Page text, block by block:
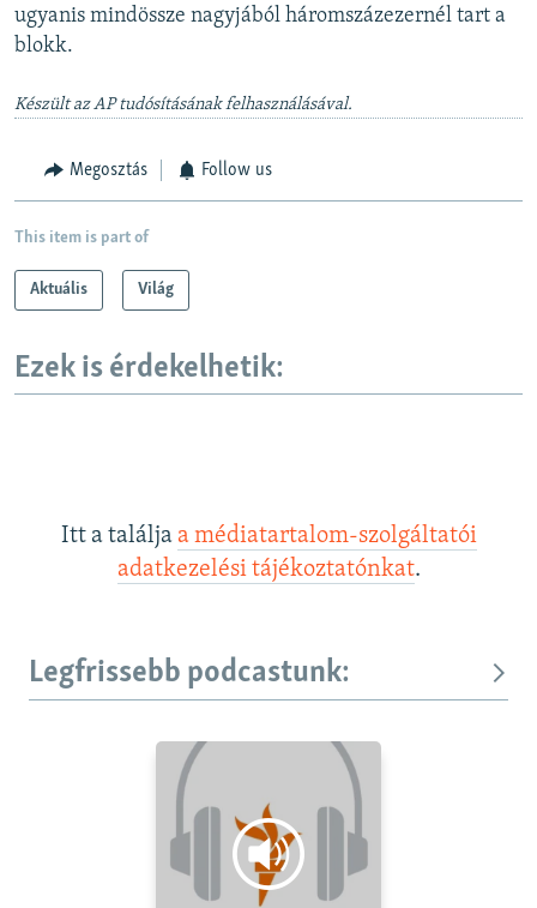
ugyanis mindössze nagyjából háromszázezernél tart a
blokk.
Készült az AP tudósításának felhasználásával.
Megosztás Follow us
This item is part of
Aktuális Világ
Ezek is érdekelhetik:
Itt a találja a médiatartalom-szolgáltatói
adatkezelési tájékoztatónkat.
Legfrissebb podcastunk: